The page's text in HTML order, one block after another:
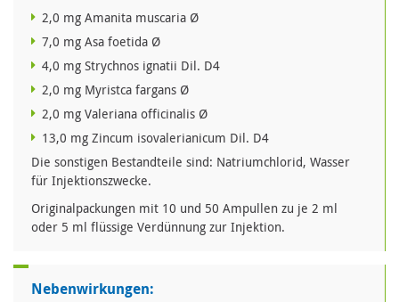
2,0 mg Amanita muscaria Ø
7,0 mg Asa foetida Ø
4,0 mg Strychnos ignatii Dil. D4
2,0 mg Myristca fargans Ø
2,0 mg Valeriana officinalis Ø
13,0 mg Zincum isovalerianicum Dil. D4
Die sonstigen Bestandteile sind: Natriumchlorid, Wasser
für Injektionszwecke.
Originalpackungen mit 10 und 50 Ampullen zu je 2 ml
oder 5 ml flüssige Verdünnung zur Injektion.
Nebenwirkungen: